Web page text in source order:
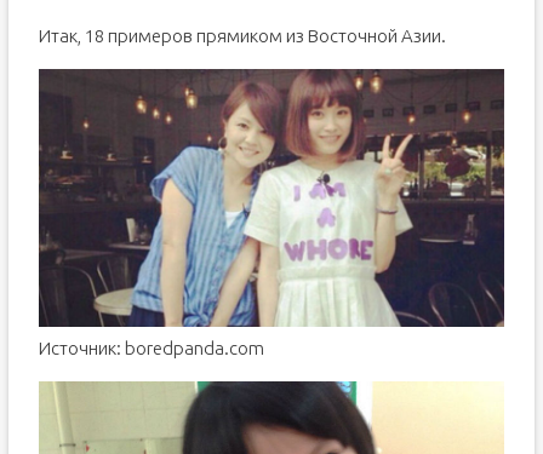
Итак, 18 примеров прямиком из Восточной Азии.
Источник: boredpanda.com